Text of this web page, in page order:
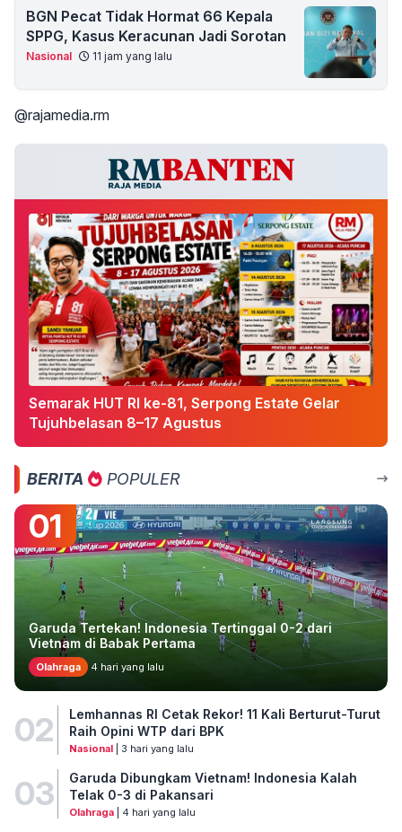
BGN Pecat Tidak Hormat 66 Kepala
SPPG, Kasus Keracunan Jadi Sorotan
Nasional 11 jam yang lalu
@rajamedia.rm
Semarak HUT RI ke-81, Serpong Estate Gelar
Tujuhbelasan 8–17 Agustus
BERITA POPULER
01
Garuda Tertekan! Indonesia Tertinggal 0-2 dari
Vietnam di Babak Pertama
Olahraga 4 hari yang lalu
02
Lemhannas RI Cetak Rekor! 11 Kali Berturut-Turut
Raih Opini WTP dari BPK
Nasional| 3 hari yang lalu
03
Garuda Dibungkam Vietnam! Indonesia Kalah
Telak 0-3 di Pakansari
Olahraga| 4 hari yang lalu